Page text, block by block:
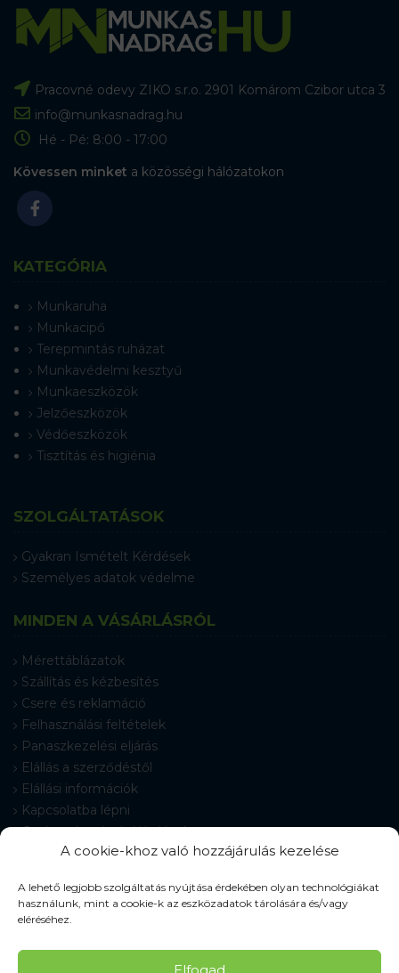
A cookie-khoz való hozzájárulás kezelése
A lehető legjobb szolgáltatás nyújtása érdekében olyan technológiákat
használunk, mint a cookie-k az eszközadatok tárolására és/vagy
eléréséhez.
Elfogad
Pracovné odevy ZIKO s.r.o. 2901 Komárom Czibor utca 3
info@munkasnadrag.hu
Hé - Pé: 8:00 - 17:00
Kövessen minket a közösségi hálózatokon
KATEGÓRIA
Munkaruha
Munkacipő
Terepmintás ruházat
Munkavédelmi kesztyű
Munkaeszközök
Jelzőeszközök
Védőeszközök
Tisztítás és higiénia
SZOLGÁLTATÁSOK
Gyakran Ismételt Kérdések
Személyes adatok védelme
MINDEN A VÁSÁRLÁSRÓL
Mérettáblázatok
Szállítás és kézbesítés
Csere és reklamáció
Felhasználási feltételek
Panaszkezelési eljárás
Elállás a szerződéstől
Elállási információk
Kapcsolatba lépni
Gyakran Ismételt Kérdések
Cookie-beállítások